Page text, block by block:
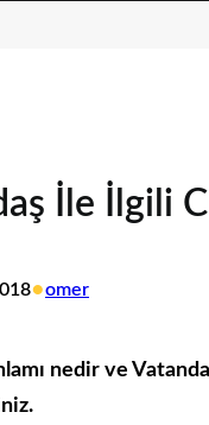
İle İlgili
•omer
nedir ve